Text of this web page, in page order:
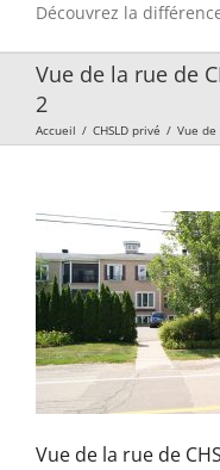
Découvrez la
Vue de la rue de
2
Accueil / CHSLD privé / Vue de
Vue de la rue de